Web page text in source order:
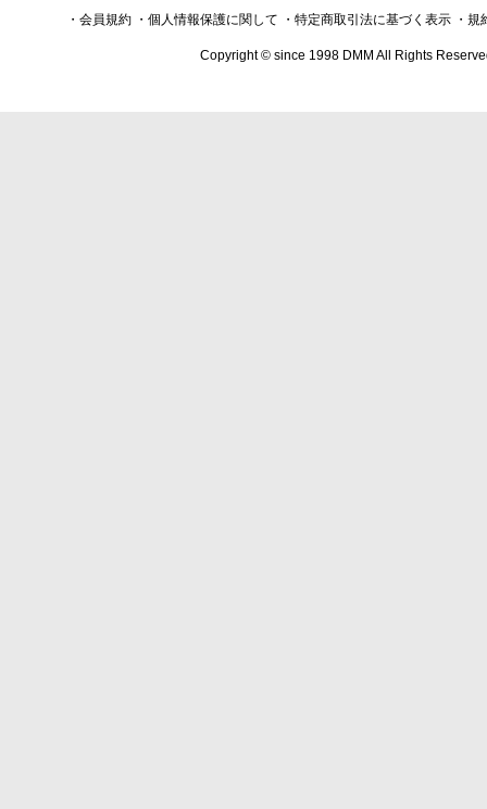
・会員規約 ・個人情報保護に関して ・特定商取引法に基づく表示 ・規
Copyright © since 1998 DMM All Rights